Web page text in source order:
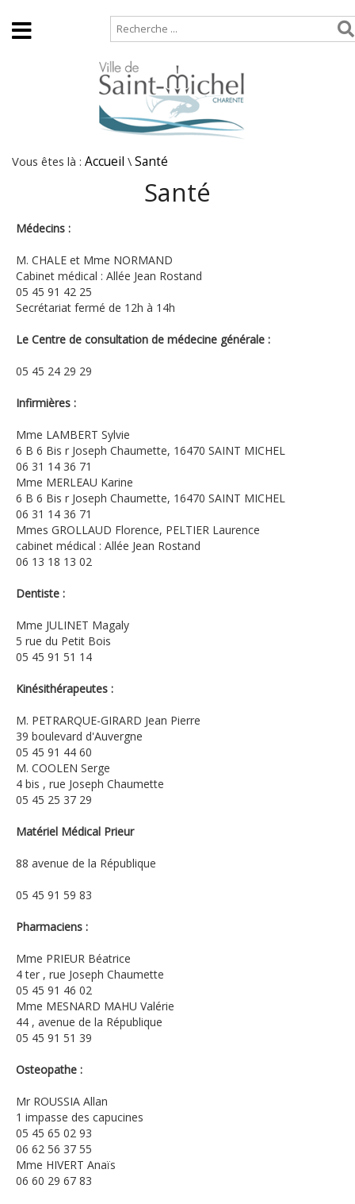
Vous êtes là : Accueil \ Santé
Santé
Médecins :
M. CHALE et Mme NORMAND
Cabinet médical : Allée Jean Rostand
05 45 91 42 25
Secrétariat fermé de 12h à 14h
Le Centre de consultation de médecine générale :
05 45 24 29 29
Infirmières :
Mme LAMBERT Sylvie
6 B 6 Bis r Joseph Chaumette, 16470 SAINT MICHEL
06 31 14 36 71
Mme MERLEAU Karine
6 B 6 Bis r Joseph Chaumette, 16470 SAINT MICHEL
06 31 14 36 71
Mmes GROLLAUD Florence, PELTIER Laurence
cabinet médical : Allée Jean Rostand
06 13 18 13 02
Dentiste :
Mme JULINET Magaly
5 rue du Petit Bois
05 45 91 51 14
Kinésithérapeutes :
M. PETRARQUE-GIRARD Jean Pierre
39 boulevard d'Auvergne
05 45 91 44 60
M. COOLEN Serge
4 bis , rue Joseph Chaumette
05 45 25 37 29
Matériel Médical Prieur
88 avenue de la République
05 45 91 59 83
Pharmaciens :
Mme PRIEUR Béatrice
4 ter , rue Joseph Chaumette
05 45 91 46 02
Mme MESNARD MAHU Valérie
44 , avenue de la République
05 45 91 51 39
Osteopathe :
Mr ROUSSIA Allan
1 impasse des capucines
05 45 65 02 93
06 62 56 37 55
Mme HIVERT Anaïs
06 60 29 67 83